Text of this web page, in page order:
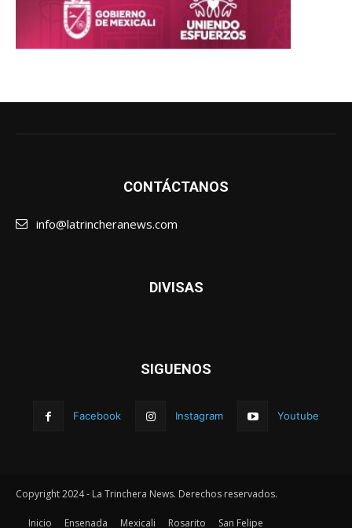
CONTÁCTANOS
info@latrincheranews.com
DIVISAS
SIGUENOS
Facebook Instagram Youtube
Copyright 2024 - La Trinchera News. Derechos reservados.
Inicio Ensenada Mexicali Rosarito San Felipe